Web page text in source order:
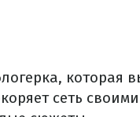
которая
сеть